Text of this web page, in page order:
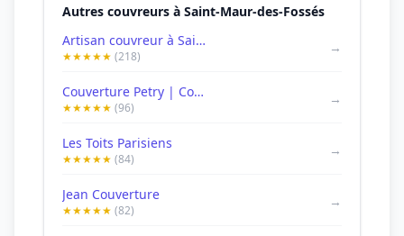
Autres couvreurs à Saint-Maur-des-Fossés
Artisan couvreur à Saint-Maur-des-Fossés & Val-de-Marne | Pro Couverture 94
★★★★★ (218)
→
Couverture Petry | Couvreur 94 | Couvreur Saint Maur des Fossés
★★★★★ (96)
→
Les Toits Parisiens
★★★★★ (84)
→
Jean Couverture
★★★★★ (82)
→